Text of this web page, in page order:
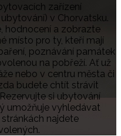
zařízení
v Chorvatsku.
hodnocení a zobrazte
místo pro ty, kteří mají
poznávání památek
na pobřeží. Ať už
nebo v centru města či
budete chtít strávit
si ubytování
umožňuje vyhledávat
najdete